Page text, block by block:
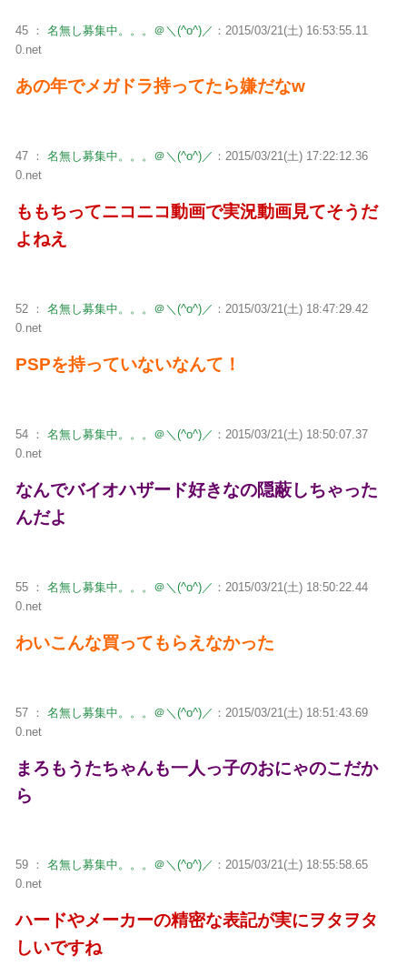
45 ： 名無し募集中。。。＠＼(^o^)／ ：2015/03/21(土) 16:53:55.11
0.net
あの年でメガドラ持ってたら嫌だなw
47 ： 名無し募集中。。。＠＼(^o^)／ ：2015/03/21(土) 17:22:12.36
0.net
ももちってニコニコ動画で実況動画見てそうだ
よねえ
52 ： 名無し募集中。。。＠＼(^o^)／ ：2015/03/21(土) 18:47:29.42
0.net
PSPを持っていないなんて！
54 ： 名無し募集中。。。＠＼(^o^)／ ：2015/03/21(土) 18:50:07.37
0.net
なんでバイオハザード好きなの隠蔽しちゃった
んだよ
55 ： 名無し募集中。。。＠＼(^o^)／ ：2015/03/21(土) 18:50:22.44
0.net
わいこんな買ってもらえなかった
57 ： 名無し募集中。。。＠＼(^o^)／ ：2015/03/21(土) 18:51:43.69
0.net
まろもうたちゃんも一人っ子のおにゃのこだか
ら
59 ： 名無し募集中。。。＠＼(^o^)／ ：2015/03/21(土) 18:55:58.65
0.net
ハードやメーカーの精密な表記が実にヲタヲタ
しいですね